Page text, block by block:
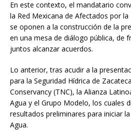
En este contexto, el mandatario
la Red Mexicana de Afectados por
se oponen a la construcción de la
en una mesa de diálogo pública, de
juntos alcanzar acuerdos.
Lo anterior, tras acudir a la
para la Seguridad Hídrica de
Conservancy (TNC), la Alianza
Agua y el Grupo Modelo, los cuales
resultados preliminares para iniciar
Agua.